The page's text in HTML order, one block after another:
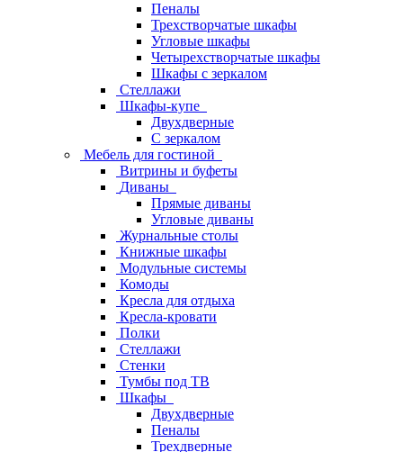
Пеналы
Трехстворчатые шкафы
Угловые шкафы
Четырехстворчатые шкафы
Шкафы с зеркалом
Стеллажи
Шкафы-купе
Двухдверные
С зеркалом
Мебель для гостиной
Витрины и буфеты
Диваны
Прямые диваны
Угловые диваны
Журнальные столы
Книжные шкафы
Модульные системы
Комоды
Кресла для отдыха
Кресла-кровати
Полки
Стеллажи
Стенки
Тумбы под ТВ
Шкафы
Двухдверные
Пеналы
Трехдверные